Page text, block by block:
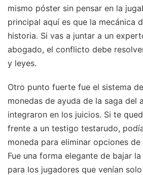
mismo póster sin pensar en la
principal aquí es que la mecánica
historia. Si vas a juntar a un
abogado, el conflicto debe
y leyes.
Otro punto fuerte fue el sistema
monedas de ayuda de la saga del
integraron en los juicios. Si te
frente a un testigo testarudo,
moneda para eliminar opciones
Fue una forma elegante de bajar
para los jugadores que venían